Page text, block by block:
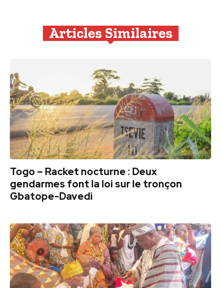
Articles Similaires
Togo – Racket nocturne : Deux
gendarmes font la loi sur le tronçon
Gbatope-Davedi